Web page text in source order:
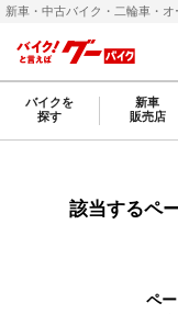
新車・中古バイク・二輪車・
バイクを
探す
新車
販売店
該当するペ
ペ